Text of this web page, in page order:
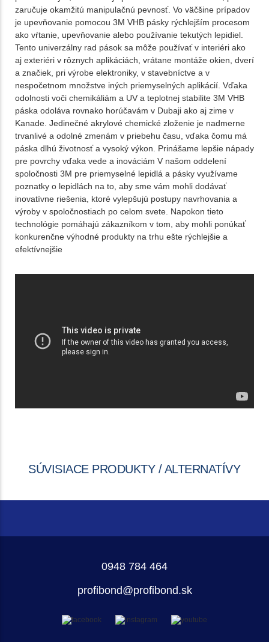
zaručuje okamžitú manipulačnú pevnosť. Vo väčšine prípadov
je upevňovanie pomocou 3M VHB pásky rýchlejším procesom
ako vŕtanie, upevňovanie alebo používanie tekutých lepidiel.
Tento univerzálny rad pások sa môže používať v interiéri ako
aj exteriéri v rôznych aplikáciách, vrátane montáže okien, dverí
a značiek, pri výrobe elektroniky, v stavebníctve a v
nespočetnom množstve iných priemyselných aplikácií. Vďaka
odolnosti voči chemikáliám a UV a teplotnej stabilite 3M VHB
páska odoláva rovnako horúčavám v Dubaji ako aj zime v
Kanade. Jedinečné akrylové chemické zloženie je nadmerne
trvanlivé a odolné zmenám v priebehu času, vďaka čomu má
páska dlhú životnosť a vysoký výkon. Prinášame lepšie nápady
pre povrchy vďaka vede a inováciám V našom oddelení
spoločnosti 3M pre priemyselné lepidlá a pásky využívame
poznatky o lepidlách na to, aby sme vám mohli dodávať
inovatívne riešenia, ktoré vylepšujú postupy navrhovania a
výroby v spoločnostiach po celom svete. Napokon tieto
technológie pomáhajú zákazníkom v tom, aby mohli ponúkať
konkurenčne výhodné produkty na trhu ešte rýchlejšie a
efektívnejšie
SÚVISIACE PRODUKTY / ALTERNATÍVY
0948 784 464
profibond@profibond.sk